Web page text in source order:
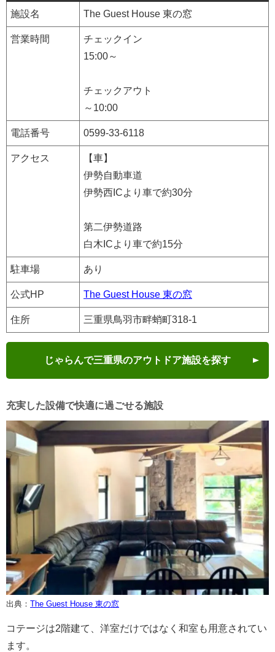
施設名 The Guest House 東の窓
営業時間
チェックイン
15:00～
チェックアウト
～10:00
電話番号 0599-33-6118
アクセス
【車】
伊勢自動車道
伊勢西ICより車で約30分
第二伊勢道路
白木ICより車で約15分
駐車場 あり
公式HP The Guest House 東の窓
住所 三重県鳥羽市畔蛸町318-1
じゃらんで三重県のアウトドア施設を探す
充実した設備で快適に過ごせる施設
出典： The Guest House 東の窓
コテージは2階建て、洋室だけではなく和室も用意されてい
ます。